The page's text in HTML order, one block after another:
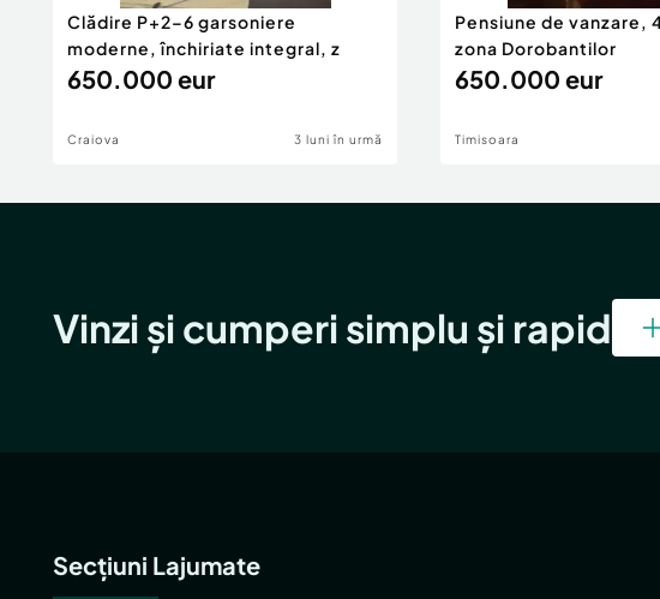
Clădire P+2–6 garsoniere
moderne, închiriate integral, z
650.000 eur
Craiova 3 luni în urmă
Pensiune de vanzare,
zona Dorobantilor
650.000 eur
Timisoara
Vinzi și cumperi simplu și rapid
Secțiuni Lajumate